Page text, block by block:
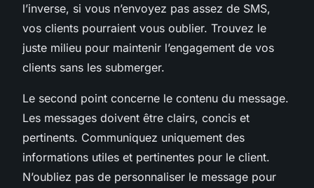
l’inverse, si vous n’envoyez pas assez de SMS,
vos clients pourraient vous oublier. Trouvez le
juste milieu pour maintenir l’engagement de vos
clients sans les submerger.
Le second point concerne le contenu du message.
Les messages doivent être clairs, concis et
pertinents. Communiquez uniquement des
informations utiles et pertinentes pour le client.
N’oubliez pas de personnaliser le message pour